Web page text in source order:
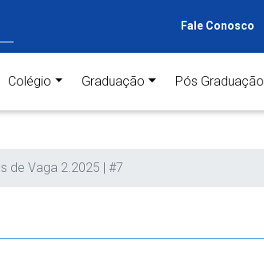
Fale Conosco
Colégio Graduação Pós Graduação
de Vaga 2.2025 | #7